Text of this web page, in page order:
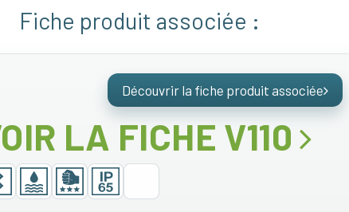
Fiche produit associée :
Découvrir la fiche produit associée
LA FICHE V110